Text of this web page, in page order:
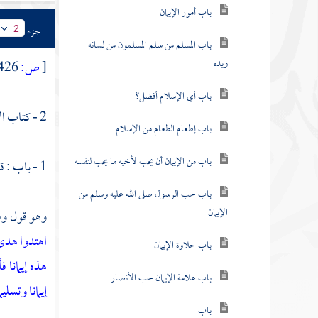
باب أمور الإيمان
باب المسلم من سلم المسلمون من لسانه
ويده
باب أي الإسلام أفضل؟
باب إطعام الطعام من الإسلام
باب من الإيمان أن يحب لأخيه ما يحب لنفسه
باب حب الرسول صلى الله عليه وسلم من
الإيمان
باب حلاوة الإيمان
باب علامة الإيمان حب الأنصار
باب
جزء 2
[ص:
2 - كتاب الإيمان
1 - باب : قول النبي - صلى الله عليه وسلم -:
وهو قول
اهتدوا
هذه إيمانا
إيمانا